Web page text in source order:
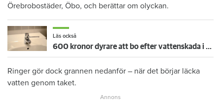
Örebrobostäder, Öbo, och berättar om olyckan.
Läs också
600 kronor dyrare att bo efter vattenskada i Varberg
Ringer gör dock grannen nedanför – när det börjar läcka
vatten genom taket.